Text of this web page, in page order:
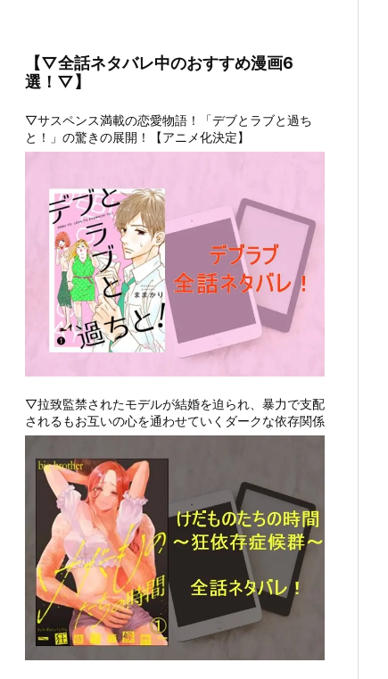
【▽全話ネタバレ中のおすすめ漫画6
選！▽】
▽サスペンス満載の恋愛物語！「デブとラブと過ち
と！」の驚きの展開！【アニメ化決定】
▽拉致監禁されたモデルが結婚を迫られ、暴力で支配
されるもお互いの心を通わせていくダークな依存関係